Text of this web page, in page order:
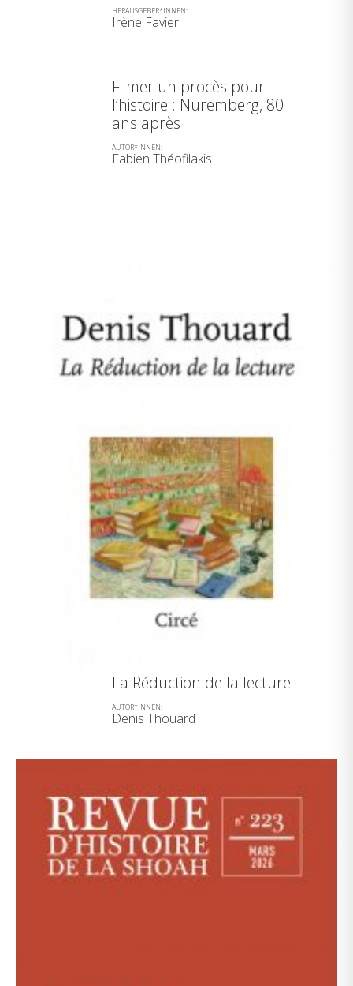
HERAUSGEBER*INNEN:
Irène Favier
Filmer un procès pour
l’histoire : Nuremberg, 80
ans après
AUTOR*INNEN:
Fabien Théofilakis
La Réduction de la lecture
AUTOR*INNEN:
Denis Thouard